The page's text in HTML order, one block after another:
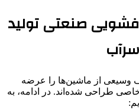
صنعتی تولید
از ماشین‌ها را عرضه
طراحی شده‌اند. در ادامه، به